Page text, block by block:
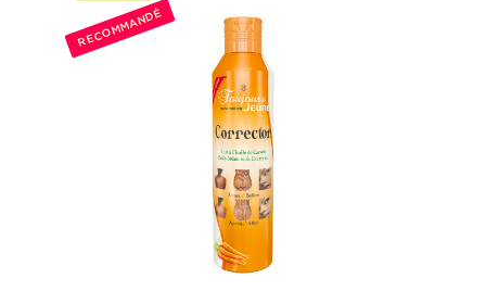
RECOMMANDÉ